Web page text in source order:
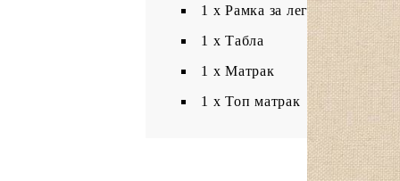
1 x Рамка за легло
1 x Табла
1 x Матрак
1 х Топ матрак